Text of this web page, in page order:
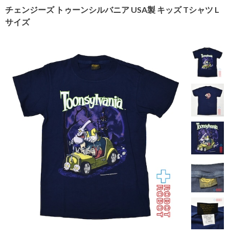
チェンジーズ トゥーンシルバニア USA製 キッズ Tシャツ L
サイズ